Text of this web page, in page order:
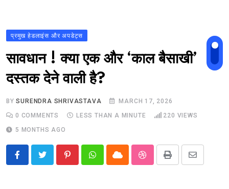
प्रमुख हेडलाइंस और अपडेट्स
सावधान ! क्या एक और ‘काल बैसाखी’
दस्तक देने वाली है?
BYSURENDRA SHRIVASTAVA
MARCH 17, 2026
0 COMMENTS LESS THAN A MINUTE 220 VIEWS
5 MONTHS AGO
PinterestWhatsappCloud StumbleUpon
Print
Share